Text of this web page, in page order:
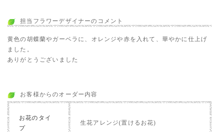
担当フラワーデザイナーのコメント
黄色の胡蝶蘭やガーベラに、オレンジや赤を入れて、華やかに仕上げ
ました。
ありがとうございました
お客様からのオーダー内容
お花のタイ
プ
生花アレンジ(置けるお花)